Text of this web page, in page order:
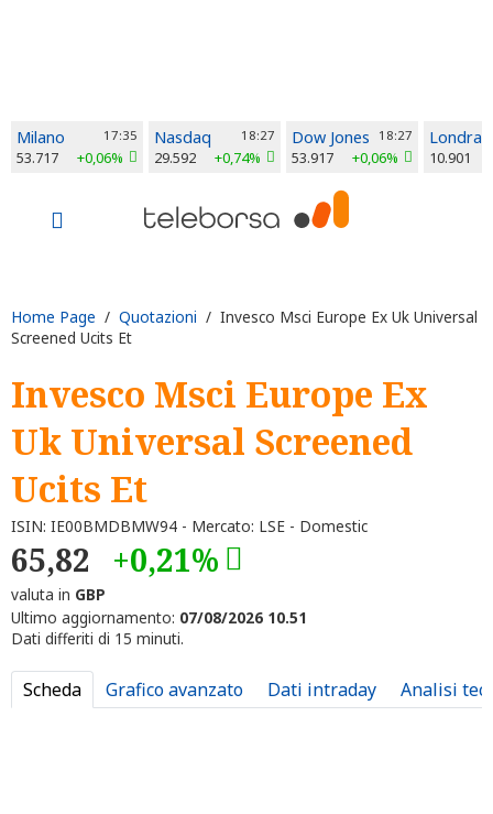
Milano 17:35
53.717 +0,06%
Nasdaq 18:27
29.592 +0,74%
Dow Jones 18:27
53.917 +0,06%
Londra
10.901
Home Page / Quotazioni / Invesco Msci Europe Ex Uk Universal
Screened Ucits Et
Invesco Msci Europe Ex
Uk Universal Screened
Ucits Et
ISIN: IE00BMDBMW94 - Mercato: LSE - Domestic
65,82 +0,21%
valuta in GBP
Ultimo aggiornamento: 07/08/2026 10.51
Dati differiti di 15 minuti.
Scheda Grafico avanzato Dati intraday Analisi